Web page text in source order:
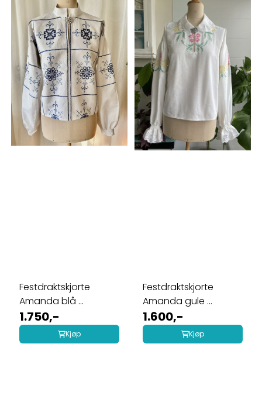
Festdraktskjorte
Amanda blå ...
1.750,-
Kjøp
Festdraktskjorte
Amanda gule ...
1.600,-
Kjøp